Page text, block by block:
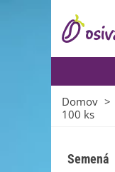
Domov >
100 ks
Semená